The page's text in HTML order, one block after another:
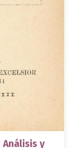
Análisis y